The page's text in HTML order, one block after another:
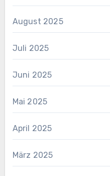
August 2025
Juli 2025
Juni 2025
Mai 2025
April 2025
März 2025